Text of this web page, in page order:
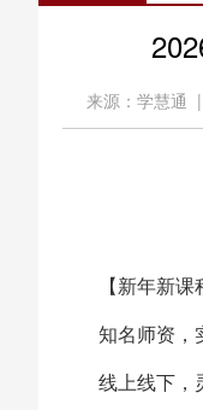
来源：学慧通
【新年新
知名师资，
线上线下，